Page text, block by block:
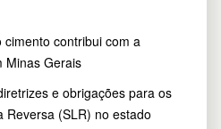
contribui com a
Minas Gerais
e obrigações para os
Reversa (SLR) no estado